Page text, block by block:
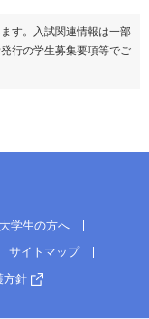
す。入試関連情報は一部
行の学生募集要項等でご
大学生の方へ
サイトマップ
方針